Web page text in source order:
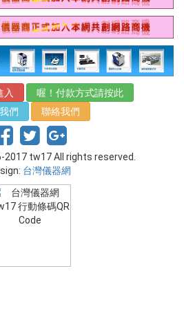
入
喔！付款方式請按此
們
聯絡我們
tw17 All rights reserved.
台灣儀器網